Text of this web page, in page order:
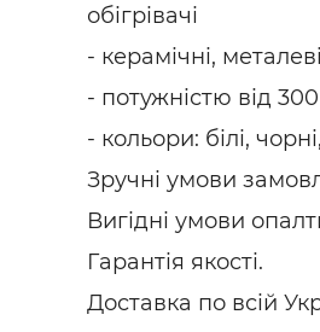
обігрівачі
- керамічні,
- потужністю від
- кольори: білі,
Зручні умови
Вигідні умови
Гарантія якості.
Доставка по всій